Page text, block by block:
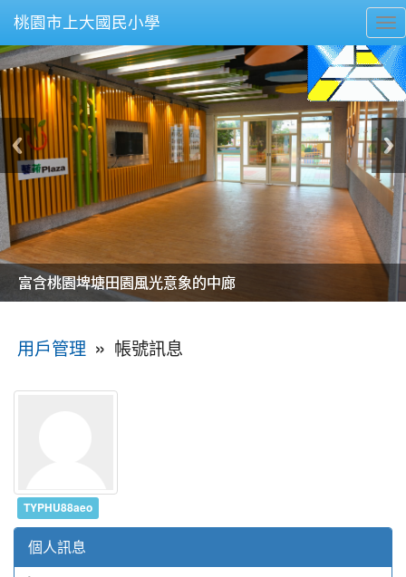
桃園市上大國民小學
美麗的操場是我們活力的來源
美麗的操場是我們活力的來源
煥然一新的小司令台
煥然一新的小司令台
富含桃園埤塘田園風光意象的中廊
富含桃園埤塘田園風光意象的中廊
嶄新的中庭廣場
嶄新的中庭廣場
水生池生生不息
水生池生生不息
用戶管理 » 帳號訊息
TYPHU88aeo
個人訊息